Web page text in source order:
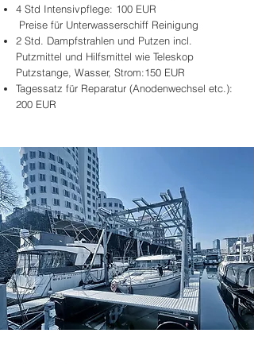
4 Std Intensivpflege: 100 EUR
Preise für Unterwasserschiff Reinigung
2 Std. Dampfstrahlen und Putzen incl.
Putzmittel und Hilfsmittel wie Teleskop
Putzstange, Wasser, Strom:150 EUR
Tagessatz für Reparatur (Anodenwechsel etc.):
200 EUR